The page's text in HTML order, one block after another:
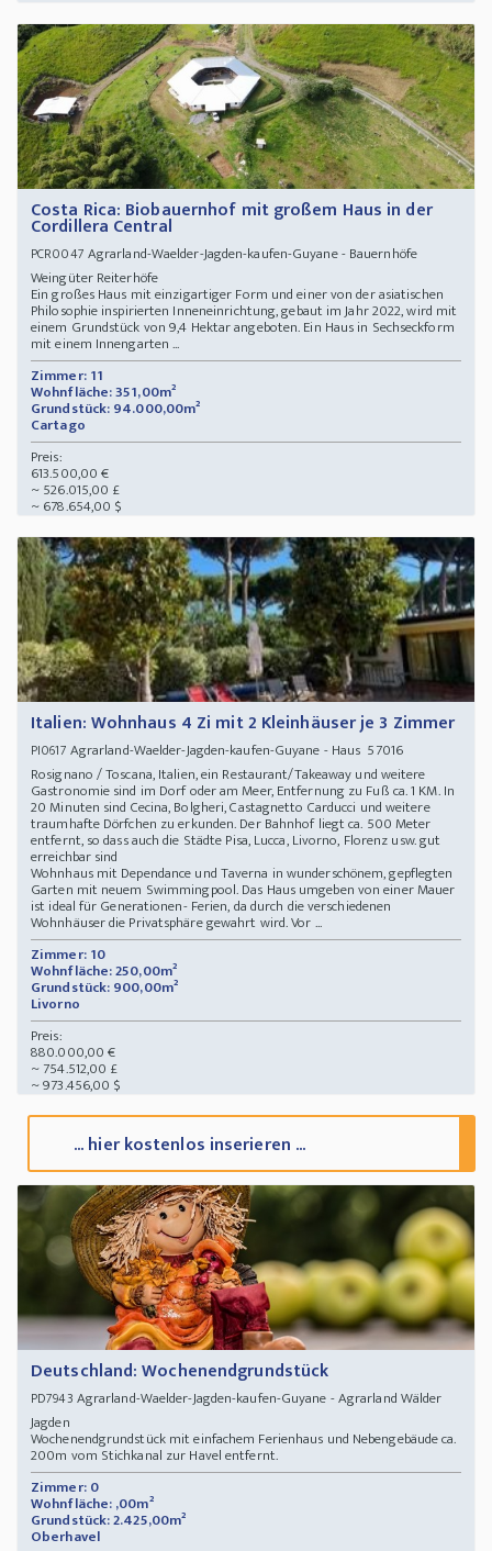
Costa Rica: Biobauernhof mit großem Haus in der
Cordillera Central
PCR0047 Agrarland-Waelder-Jagden-kaufen-Guyane - Bauernhöfe
Weingüter Reiterhöfe
Ein großes Haus mit einzigartiger Form und einer von der asiatischen
Philosophie inspirierten Inneneinrichtung, gebaut im Jahr 2022, wird mit
einem Grundstück von 9,4 Hektar angeboten. Ein Haus in Sechseckform
mit einem Innengarten ...
Zimmer: 11
Wohnfläche: 351,00m²
Grundstück: 94.000,00m²
Cartago
Preis:
613.500,00 €
~ 526.015,00 £
~ 678.654,00 $
Italien: Wohnhaus 4 Zi mit 2 Kleinhäuser je 3 Zimmer
PI0617 Agrarland-Waelder-Jagden-kaufen-Guyane - Haus 57016
Rosignano / Toscana, Italien, ein Restaurant/Takeaway und weitere
Gastronomie sind im Dorf oder am Meer, Entfernung zu Fuß ca. 1 KM. In
20 Minuten sind Cecina, Bolgheri, Castagnetto Carducci und weitere
traumhafte Dörfchen zu erkunden. Der Bahnhof liegt ca. 500 Meter
entfernt, so dass auch die Städte Pisa, Lucca, Livorno, Florenz usw. gut
erreichbar sind
Wohnhaus mit Dependance und Taverna in wunderschönem, gepflegten
Garten mit neuem Swimmingpool. Das Haus umgeben von einer Mauer
ist ideal für Generationen- Ferien, da durch die verschiedenen
Wohnhäuser die Privatsphäre gewahrt wird. Vor ...
Zimmer: 10
Wohnfläche: 250,00m²
Grundstück: 900,00m²
Livorno
Preis:
880.000,00 €
~ 754.512,00 £
~ 973.456,00 $
... hier kostenlos inserieren ...
Deutschland: Wochenendgrundstück
PD7943 Agrarland-Waelder-Jagden-kaufen-Guyane - Agrarland Wälder
Jagden
Wochenendgrundstück mit einfachem Ferienhaus und Nebengebäude ca.
200m vom Stichkanal zur Havel entfernt.
Zimmer: 0
Wohnfläche: ,00m²
Grundstück: 2.425,00m²
Oberhavel